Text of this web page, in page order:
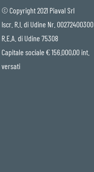
© Copyright 2021 Piaval Srl
Iscr. R.I. di Udine Nr. 00272400300
R.E.A. di Udine 75308
Capitale sociale € 156.000,00 int.
versati